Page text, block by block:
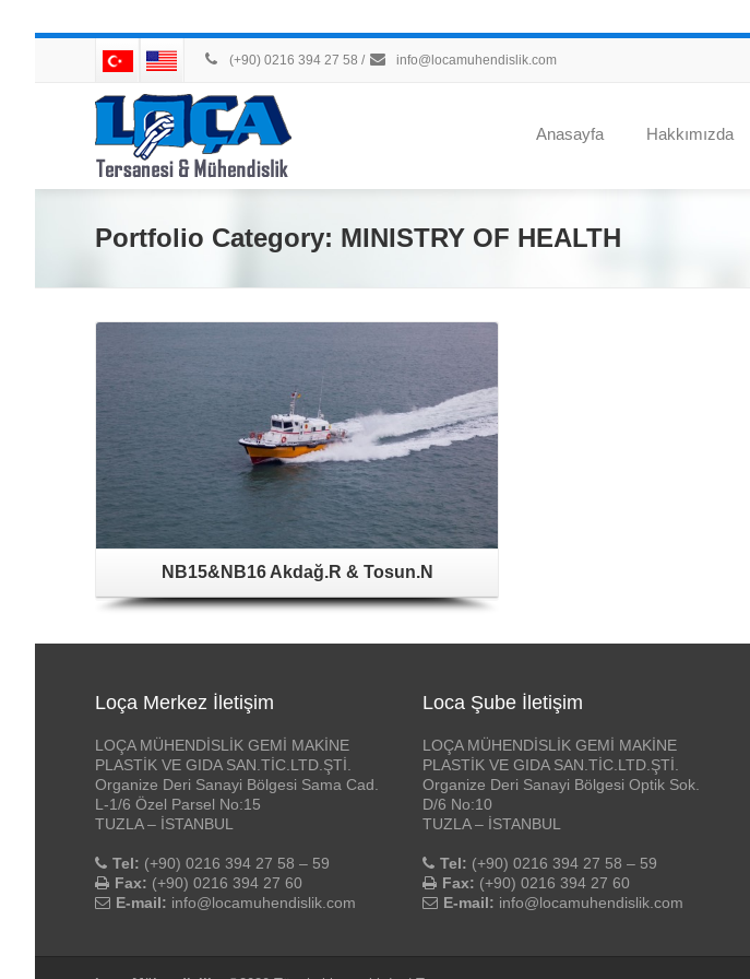
(+90) 0216 394 27 58 / info@locamuhendislik.com
Anasayfa Hakkımızda
Portfolio Category: MINISTRY OF HEALTH
NB15&NB16 Akdağ.R & Tosun.N
Loça Merkez İletişim
LOÇA MÜHENDİSLİK GEMİ MAKİNE
PLASTİK VE GIDA SAN.TİC.LTD.ŞTİ.
Organize Deri Sanayi Bölgesi Sama Cad.
L-1/6 Özel Parsel No:15
TUZLA – İSTANBUL
Tel: (+90) 0216 394 27 58 – 59
Fax: (+90) 0216 394 27 60
E-mail: info@locamuhendislik.com
Loca Şube İletişim
LOÇA MÜHENDİSLİK GEMİ MAKİNE
PLASTİK VE GIDA SAN.TİC.LTD.ŞTİ.
Organize Deri Sanayi Bölgesi Optik Sok.
D/6 No:10
TUZLA – İSTANBUL
Tel: (+90) 0216 394 27 58 – 59
Fax: (+90) 0216 394 27 60
E-mail: info@locamuhendislik.com